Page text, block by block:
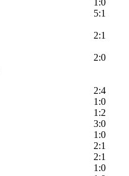
1:0
5:1
2:1
2:0
2:4
1:0
1:2
3:0
1:0
2:1
2:1
1:0